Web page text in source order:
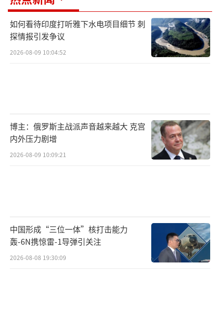
如何看待印度打听雅下水电项目细节 刺
探情报引发争议
2026-08-09 10:04:52
博主：俄罗斯主战派声音越来越大 克宫
内外压力剧增
2026-08-09 10:09:21
中国形成“三位一体”核打击能力
轰-6N携惊雷-1导弹引关注
2026-08-08 19:30:09